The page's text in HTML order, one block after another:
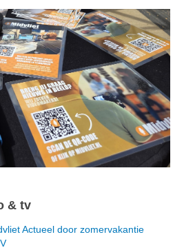
& tv
Actueel door zomervakantie